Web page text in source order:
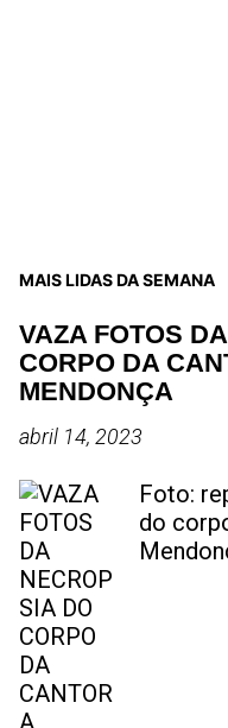
MAIS LIDAS DA SEMANA
VAZA FOTOS
CORPO DA
MENDONÇA
abril 14, 2023
Foto:
do
foram